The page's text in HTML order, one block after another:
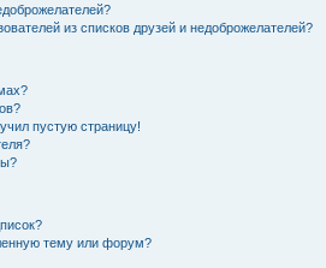
из списков друзей и недоброжелателей?
пустую страницу!
тему или форум?